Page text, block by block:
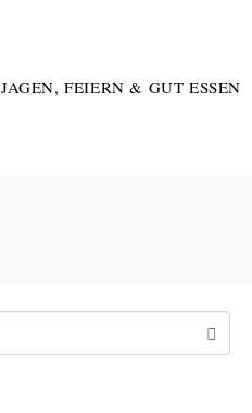
JAGEN, FEIERN & GUT ESSEN